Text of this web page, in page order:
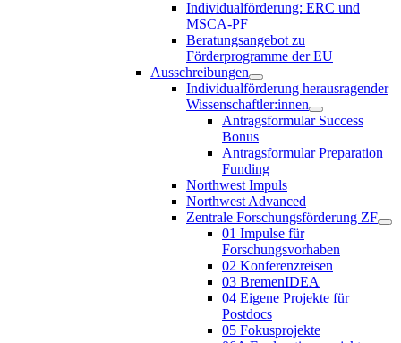
Individualförderung: ERC und
MSCA-PF
Beratungsangebot zu
Förderprogramme der EU
Ausschreibungen
Individualförderung herausragender
Wissenschaftler:innen
Antragsformular Success
Bonus
Antragsformular Preparation
Funding
Northwest Impuls
Northwest Advanced
Zentrale Forschungsförderung ZF
01 Impulse für
Forschungsvorhaben
02 Konferenzreisen
03 BremenIDEA
04 Eigene Projekte für
Postdocs
05 Fokusprojekte